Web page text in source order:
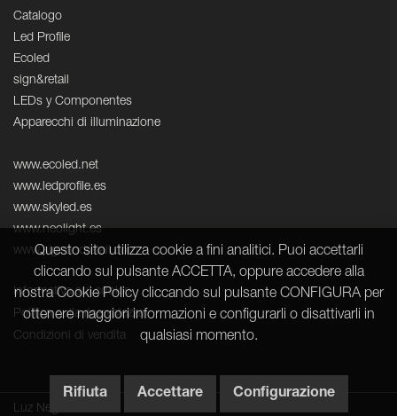
Catalogo
Led Profile
Ecoled
sign&retail
LEDs y Componentes
Apparecchi di illuminazione
www.ecoled.net
www.ledprofile.es
www.skyled.es
www.neolight.es
www.signandretail.com
Informativa sui cookie
Politica sulla riservatezza
Condizioni di vendita
Luz Negra © 2026
Questo sito utilizza cookie a fini analitici. Puoi accettarli
cliccando sul pulsante ACCETTA, oppure accedere alla
nostra Cookie Policy cliccando sul pulsante CONFIGURA per
ottenere maggiori informazioni e configurarli o disattivarli in
qualsiasi momento.
Rifiuta Accettare Configurazione